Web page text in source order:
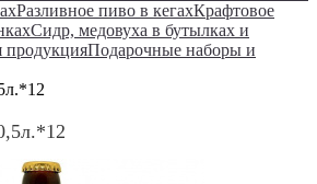
Разливное пиво в кегахКрафтовое
Сидр, медовуха в бутылках и
продукцияПодарочные наборы и